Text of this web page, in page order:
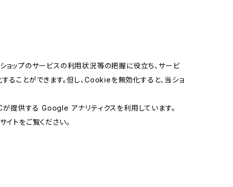
ョップのサービスの利用状況等の把握に役立ち、サービ
ことができます。但し、Cookieを無効化すると、当ショ
提供する Google アナリティクスを利用しています。
トをご覧ください。